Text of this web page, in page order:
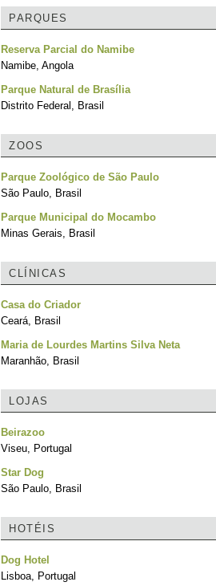
PARQUES
Reserva Parcial do Namibe
Namibe, Angola
Parque Natural de Brasília
Distrito Federal, Brasil
ZOOS
Parque Zoológico de São Paulo
São Paulo, Brasil
Parque Municipal do Mocambo
Minas Gerais, Brasil
CLÍNICAS
Casa do Criador
Ceará, Brasil
Maria de Lourdes Martins Silva Neta
Maranhão, Brasil
LOJAS
Beirazoo
Viseu, Portugal
Star Dog
São Paulo, Brasil
HOTÉIS
Dog Hotel
Lisboa, Portugal